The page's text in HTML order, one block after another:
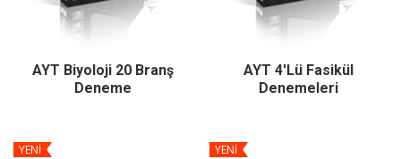
AYT Biyoloji 20 Branş
Deneme
AYT 4'lü Fasikül
Denemeleri
YENİ YENİ